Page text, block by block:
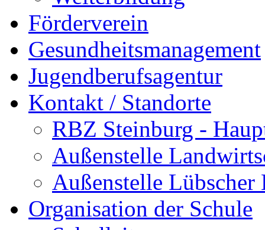
Förderverein
Gesundheitsmanagement
Jugendberufsagentur
Kontakt / Standorte
RBZ Steinburg -
Außenstelle
Außenstelle Lübscher
Organisation der Schule